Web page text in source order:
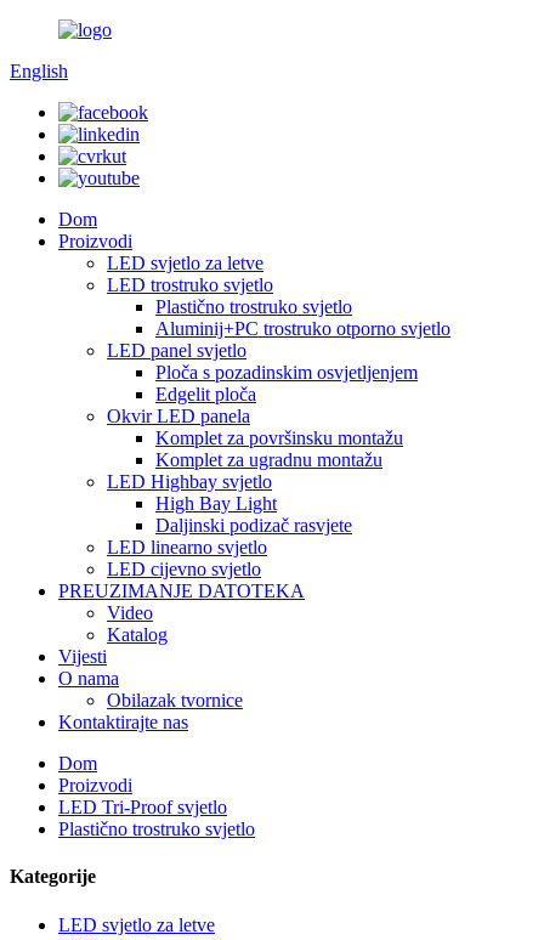
English
Dom
Proizvodi
LED svjetlo za letve
LED trostruko svjetlo
Plastično trostruko svjetlo
Aluminij+PC trostruko otporno svjetlo
LED panel svjetlo
Ploča s pozadinskim osvjetljenjem
Edgelit ploča
Okvir LED panela
Komplet za površinsku montažu
Komplet za ugradnu montažu
LED Highbay svjetlo
High Bay Light
Daljinski podizač rasvjete
LED linearno svjetlo
LED cijevno svjetlo
PREUZIMANJE DATOTEKA
Video
Katalog
Vijesti
O nama
Obilazak tvornice
Kontaktirajte nas
Dom
Proizvodi
LED Tri-Proof svjetlo
Plastično trostruko svjetlo
Kategorije
LED svjetlo za letve